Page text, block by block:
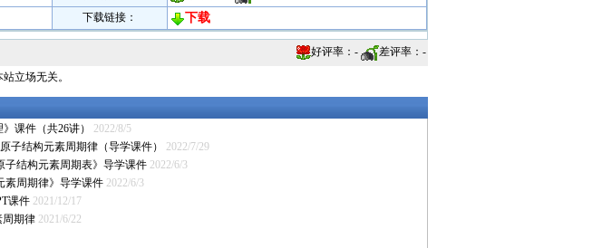
下载链接： 下载
好评率： - 差评率： -
立场无关。
课件（共26讲）
2022/8/5
子结构元素周期律（导学课件）
2022/7/29
子结构元素周期表》导学课件 2022/6/3
素周期律》导学课件 2022/6/3
课件 2021/12/17
周期律 2021/6/22